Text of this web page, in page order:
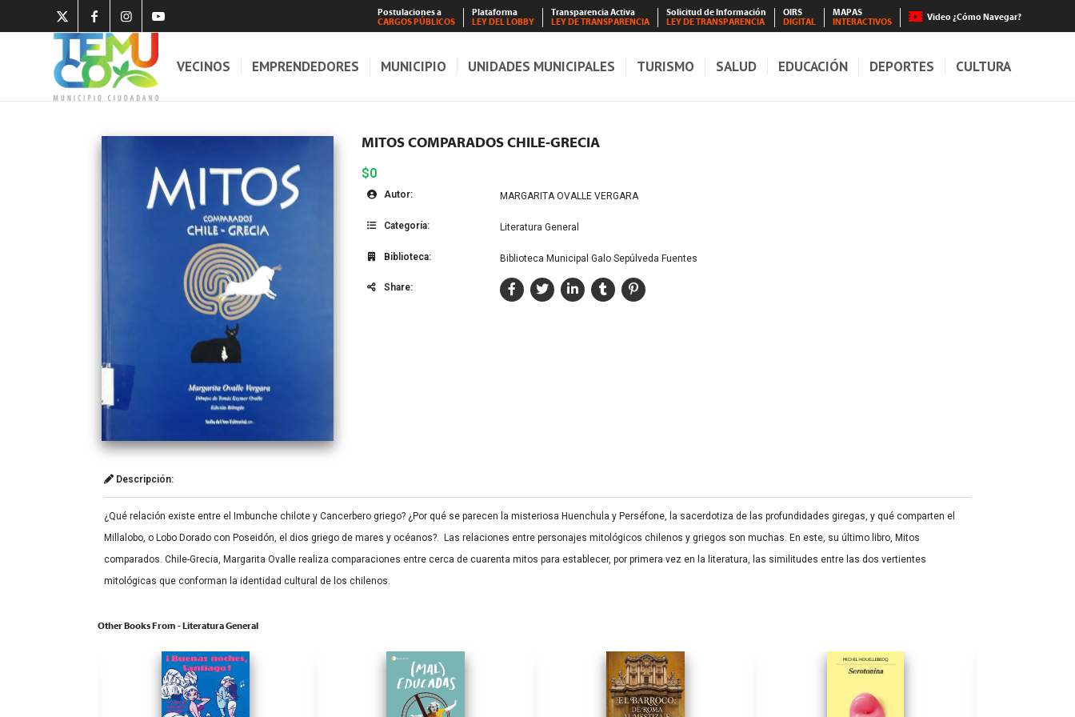
Postulaciones a
CARGOS PÚBLICOS
Plataforma
LEY DEL LOBBY
Transparencia Activa
LEY DE TRANSPARENCIA
Solicitud de Información
LEY DE TRANSPARENCIA
OIRS
DIGITAL
MAPAS
INTERACTIVOS
Video ¿Cómo Navegar?
VECINOS EMPRENDEDORES MUNICIPIO UNIDADES MUNICIPALES TURISMO SALUD EDUCACIÓN DEPORTES CULTURA
MITOS COMPARADOS CHILE-GRECIA
$0
Autor: MARGARITA OVALLE VERGARA
Categoría: Literatura General
Biblioteca: Biblioteca Municipal Galo Sepúlveda Fuentes
Share:
Descripción:
¿Qué relación existe entre el Imbunche chilote y Cancerbero griego? ¿Por qué se parecen la misteriosa Huenchula y Perséfone, la sacerdotiza de las profundidades giregas, y qué comparten el
Millalobo, o Lobo Dorado con Poseidón, el dios griego de mares y océanos?. Las relaciones entre personajes mitológicos chilenos y griegos son muchas. En este, su último libro, Mitos
comparados. Chile-Grecia, Margarita Ovalle realiza comparaciones entre cerca de cuarenta mitos para establecer, por primera vez en la literatura, las similitudes entre las dos vertientes
mitológicas que conforman la identidad cultural de los chilenos.
Other Books From - Literatura General